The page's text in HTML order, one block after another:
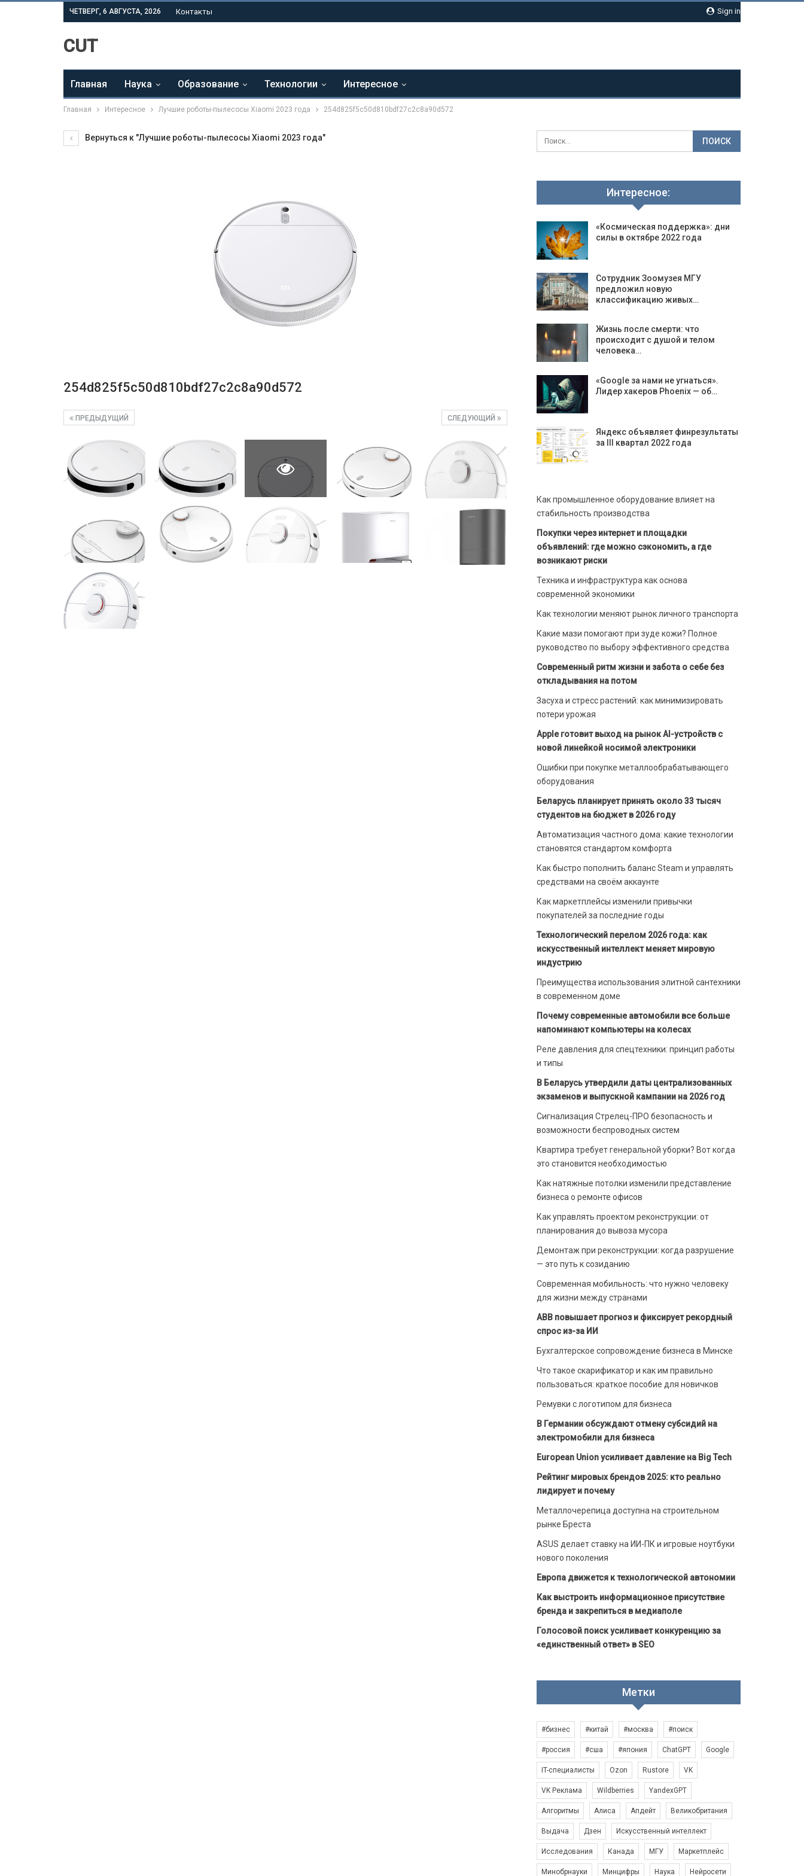
Sign in
ЧЕТВЕРГ, 6 АВГУСТА, 2026 Контакты
CUT
Главная Наука Образование Технологии Интересное
Главная Интересное Лучшие роботы-пылесосы Xiaomi 2023 года 254d825f5c50d810bdf27c2c8a90d572
Вернуться к "Лучшие роботы-пылесосы Xiaomi 2023 года"
254d825f5c50d810bdf27c2c8a90d572
СЛЕДУЮЩИЙ
ПРЕДЫДУЩИЙ
Интересное:
«Космическая поддержка»: дни
силы в октябре 2022 года
Сотрудник Зоомузея МГУ
предложил новую
классификацию живых…
Жизнь после смерти: что
происходит с душой и телом
человека…
«Google за нами не угнаться».
Лидер хакеров Phoenix — об…
Яндекс объявляет финрезультаты
за III квартал 2022 года
Как промышленное оборудование влияет на
стабильность производства
Покупки через интернет и площадки
объявлений: где можно сэкономить, а где
возникают риски
Техника и инфраструктура как основа
современной экономики
Как технологии меняют рынок личного транспорта
Какие мази помогают при зуде кожи? Полное
руководство по выбору эффективного средства
Современный ритм жизни и забота о себе без
откладывания на потом
Засуха и стресс растений: как минимизировать
потери урожая
Apple готовит выход на рынок AI-устройств с
новой линейкой носимой электроники
Ошибки при покупке металлообрабатывающего
оборудования
Беларусь планирует принять около 33 тысяч
студентов на бюджет в 2026 году
Автоматизация частного дома: какие технологии
становятся стандартом комфорта
Как быстро пополнить баланс Steam и управлять
средствами на своём аккаунте
Как маркетплейсы изменили привычки
покупателей за последние годы
Технологический перелом 2026 года: как
искусственный интеллект меняет мировую
индустрию
Преимущества использования элитной сантехники
в современном доме
Почему современные автомобили все больше
напоминают компьютеры на колесах
Реле давления для спецтехники: принцип работы
и типы
В Беларусь утвердили даты централизованных
экзаменов и выпускной кампании на 2026 год
Сигнализация Стрелец-ПРО безопасность и
возможности беспроводных систем
Квартира требует генеральной уборки? Вот когда
это становится необходимостью
Как натяжные потолки изменили представление
бизнеса о ремонте офисов
Как управлять проектом реконструкции: от
планирования до вывоза мусора
Демонтаж при реконструкции: когда разрушение
— это путь к созиданию
Современная мобильность: что нужно человеку
для жизни между странами
ABB повышает прогноз и фиксирует рекордный
спрос из-за ИИ
Бухгалтерское сопровождение бизнеса в Минске
Что такое скарификатор и как им правильно
пользоваться: краткое пособие для новичков
Ремувки с логотипом для бизнеса
В Германии обсуждают отмену субсидий на
электромобили для бизнеса
European Union усиливает давление на Big Tech
Рейтинг мировых брендов 2025: кто реально
лидирует и почему
Металлочерепица доступна на строительном
рынке Бреста
ASUS делает ставку на ИИ-ПК и игровые ноутбуки
нового поколения
Европа движется к технологической автономии
Как выстроить информационное присутствие
бренда и закрепиться в медиаполе
Голосовой поиск усиливает конкуренцию за
«единственный ответ» в SEO
Метки
#бизнес #китай #москва #поиск
#россия #сша #япония ChatGPT Google
IT-специалисты Ozon Rustore VK
VK Реклама Wildberries YandexGPT
Алгоритмы Алиса Апдейт Великобритания
Выдача Дзен Искусственный интеллект
Исследования Канада МГУ Маркетплейс
Минобрнауки Минцифры Наука Нейросети